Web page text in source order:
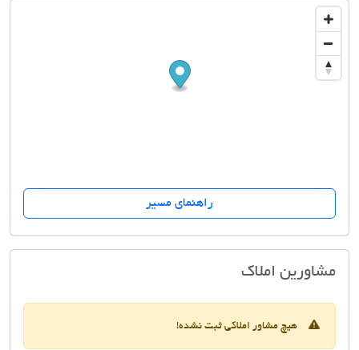
راهنمای مسیر
مشاورین املاکمسکن گل رز
هیچ مشاور املاکی ثبت نشده!